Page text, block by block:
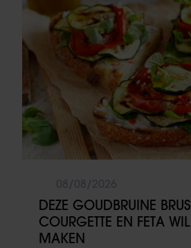
DEZE GOUDBRUINE
COURGETTE EN FETA
MAKEN